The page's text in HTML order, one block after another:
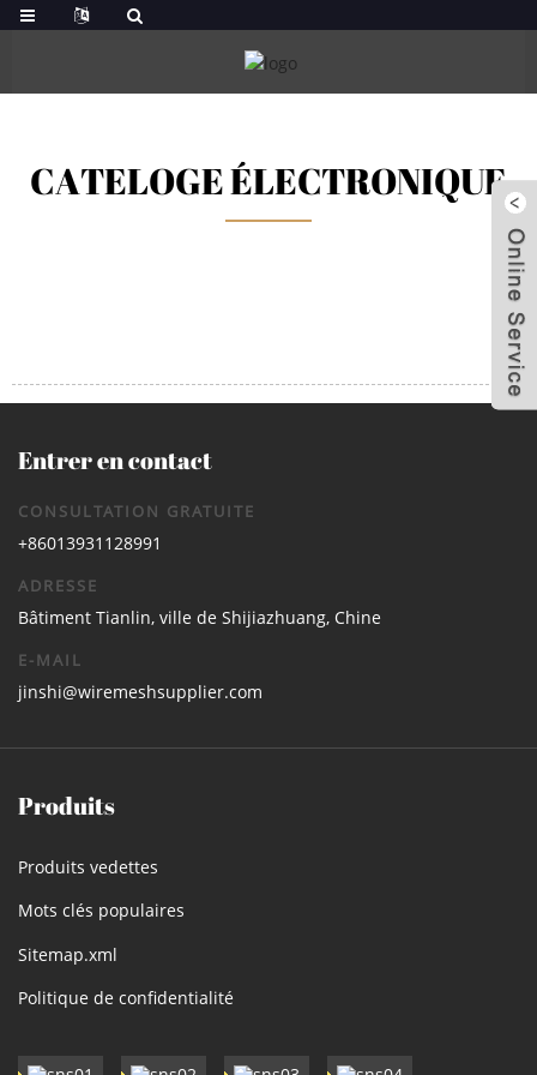
CATELOGE ÉLECTRONIQUE
Entrer en contact
CONSULTATION GRATUITE
+86013931128991
ADRESSE
Bâtiment Tianlin, ville de Shijiazhuang, Chine
E-MAIL
jinshi@wiremeshsupplier.com
Produits
Produits vedettes
Mots clés populaires
Sitemap.xml
Politique de confidentialité